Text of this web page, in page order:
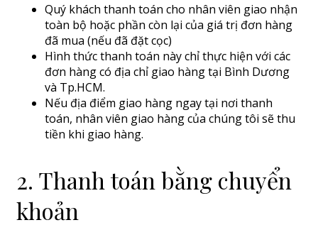
Quý khách thanh toán cho nhân viên giao nhận
toàn bộ hoặc phần còn lại của giá trị đơn hàng
đã mua (nếu đã đặt cọc)
Hình thức thanh toán này chỉ thực hiện với các
đơn hàng có địa chỉ giao hàng tại Bình Dương
và Tp.HCM.
Nếu địa điểm giao hàng ngay tại nơi thanh
toán, nhân viên giao hàng của chúng tôi sẽ thu
tiền khi giao hàng.
2. Thanh toán bằng chuyển
khoản